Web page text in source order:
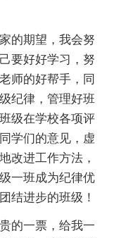
的期望，我会努
要好好学习，努
师的好帮手，同
纪律，管理好班
级在学校各项评
学们的意见，虚
改进工作方法，
一班成为纪律优
结进步的班级！
的一票，给我一